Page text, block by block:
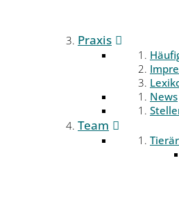
Praxis
News
Team